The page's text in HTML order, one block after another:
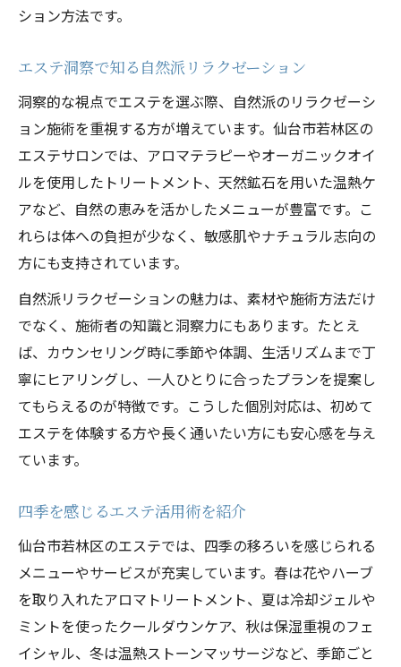
ション方法です。
エステ洞察で知る自然派リラクゼーション
洞察的な視点でエステを選ぶ際、自然派のリラクゼーシ
ョン施術を重視する方が増えています。仙台市若林区の
エステサロンでは、アロマテラピーやオーガニックオイ
ルを使用したトリートメント、天然鉱石を用いた温熱ケ
アなど、自然の恵みを活かしたメニューが豊富です。こ
れらは体への負担が少なく、敏感肌やナチュラル志向の
方にも支持されています。
自然派リラクゼーションの魅力は、素材や施術方法だけ
でなく、施術者の知識と洞察力にもあります。たとえ
ば、カウンセリング時に季節や体調、生活リズムまで丁
寧にヒアリングし、一人ひとりに合ったプランを提案し
てもらえるのが特徴です。こうした個別対応は、初めて
エステを体験する方や長く通いたい方にも安心感を与え
ています。
四季を感じるエステ活用術を紹介
仙台市若林区のエステでは、四季の移ろいを感じられる
メニューやサービスが充実しています。春は花やハーブ
を取り入れたアロマトリートメント、夏は冷却ジェルや
ミントを使ったクールダウンケア、秋は保湿重視のフェ
イシャル、冬は温熱ストーンマッサージなど、季節ごと